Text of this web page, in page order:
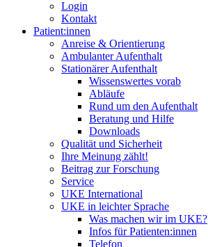
Login
Kontakt
Patient:innen
Anreise & Orientierung
Ambulanter Aufenthalt
Stationärer Aufenthalt
Wissenswertes vorab
Abläufe
Rund um den Aufenthalt
Beratung und Hilfe
Downloads
Qualität und Sicherheit
Ihre Meinung zählt!
Beitrag zur Forschung
Service
UKE International
UKE in leichter Sprache
Was machen wir im UKE?
Infos für Patienten:innen
Telefon